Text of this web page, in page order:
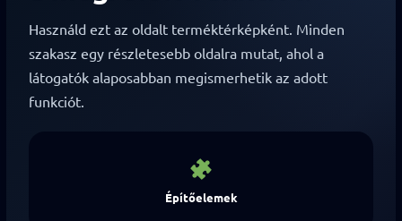
Használd ezt az oldalt terméktérképként. Minden
szakasz egy részletesebb oldalra mutat, ahol a
látogatók alaposabban megismerhetik az adott
funkciót.
Építőelemek